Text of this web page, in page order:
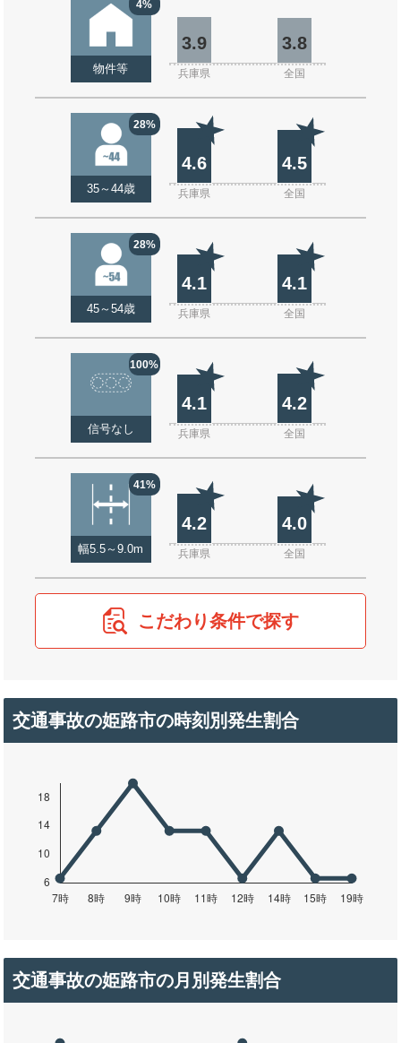
4%
物件等
3.9 3.8
兵庫県 全国
28%
35～44歳
4.6 4.5
兵庫県 全国
28%
45～54歳
4.1 4.1
兵庫県 全国
100%
信号なし
4.1 4.2
兵庫県 全国
41%
幅5.5～9.0m
4.2 4.0
兵庫県 全国
こだわり条件で探す
交通事故の姫路市の時刻別発生割合
交通事故の姫路市の月別発生割合